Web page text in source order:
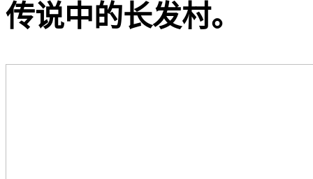
传说中的长发村。